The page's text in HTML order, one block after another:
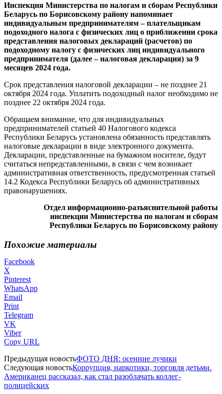
Инспекция Министерства по налогам и сборам Республики
Беларусь по Борисовскому району напоминает
индивидуальным предпринимателям – плательщикам
подоходного налога с физических лиц о приближении срока
представления налоговых деклараций (расчетов) по
подоходному налогу с физических лиц индивидуального
предпринимателя (далее – налоговая декларация) за 9
месяцев 2024 года.
Срок представления налоговой декларации – не позднее 21
октября 2024 года. Уплатить подоходный налог необходимо не
позднее 22 октября 2024 года.
Обращаем внимание, что для индивидуальных
предпринимателей статьей 40 Налогового кодекса
Республики Беларусь установлена обязанность представлять
налоговые декларации в виде электронного документа.
Декларации, представленные на бумажном носителе, будут
считаться непредставленными, в связи с чем возникает
административная ответственность, предусмотренная статьей
14.2 Кодекса Республики Беларусь об административных
правонарушениях.
Отдел информационно-разъяснительной работы
инспекции Министерства по налогам и сборам
Республики Беларусь по Борисовскому району
Похожие материалы
Facebook
X
Pinterest
WhatsApp
Email
Print
Telegram
VK
Viber
Copy URL
Предыдущая новостьФОТО ДНЯ: осенние лучики
Следующая новостьКоррупция, наркотики, торговля детьми.
Американец рассказал, как стал разоблачать коллег-
полицейских